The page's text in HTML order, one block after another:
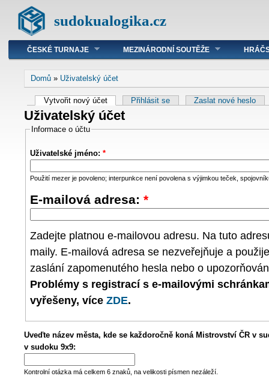
sudokualogika.cz
ČESKÉ TURNAJE MEZINÁRODNÍ SOUTĚŽE
Domů » Uživatelský účet
Vytvořit nový účet Přihlásit se Zaslat nové heslo
Uživatelský účet
Informace o účtu
Uživatelské jméno: *
Použití mezer je povoleno; interpunkce není povolena s výjimkou teček,
E-mailová adresa: *
Zadejte platnou e-mailovou adresu. Na tuto
maily. E-mailová adresa se nezveřejňuje a
zaslání zapomenutého hesla nebo o
Problémy s registrací s e-mailovými
vyřešeny, více ZDE.
Uveďte název města, kde se každoročně koná Mistrovství ČR v
v sudoku 9x9:
Kontrolní otázka má celkem 6 znaků, na velikosti písmen nezáleží.